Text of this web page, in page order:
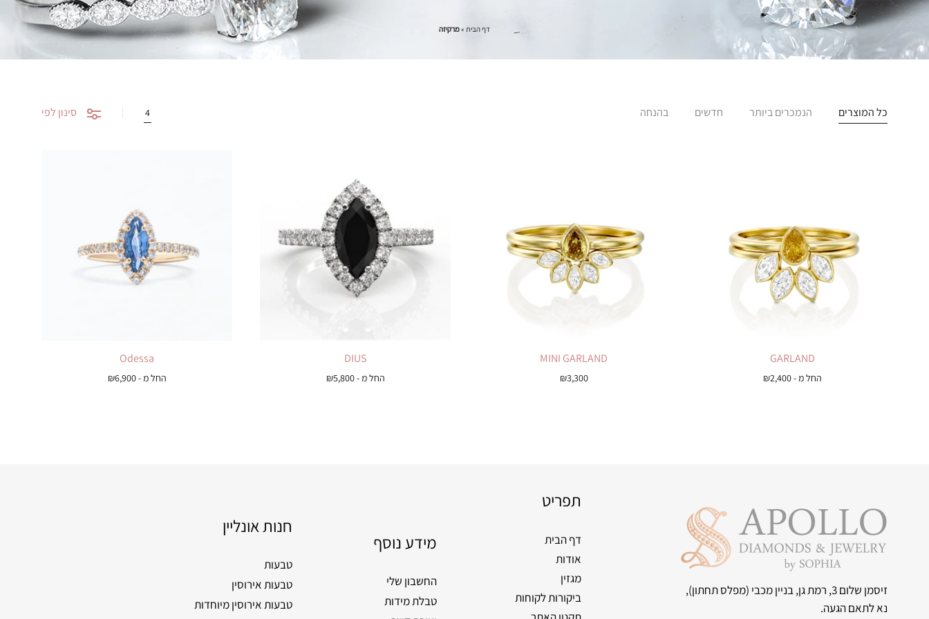
דף הבית »מרקיזה
כל המוצרים הנמכרים ביותר חדשים בהנחה סינון לפי 4
GARLAND
החל מ - ₪2,400
MINI GARLAND
₪3,300
DIUS
החל מ - ₪5,800
Odessa
החל מ - ₪6,900
זיסמן שלום 3, רמת גן, בניין מכבי
(מפלס תחתון),
נא לתאם הגעה.
תפריט
דף הבית
אודות
מגזין
ביקורות לקוחות
מידע נוסף
החשבון שלי
טבלת מידות
חנות אונליין
טבעות
טבעות אירוסין
טבעות אירוסין מיוחדות